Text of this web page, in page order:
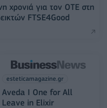
χρονιά για τον ΟΤΕ στη
FTSE4Good
esteticamagazine.gr
Aveda I One for All
Leave in Elixir